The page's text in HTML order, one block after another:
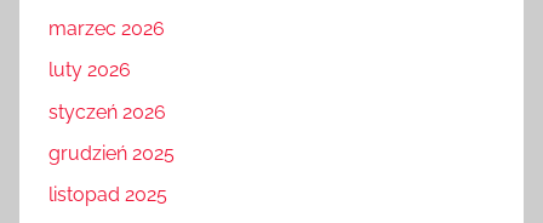
marzec 2026
luty 2026
styczeń 2026
grudzień 2025
listopad 2025